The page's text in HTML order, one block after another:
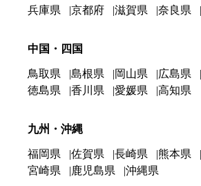
兵庫県
京都府 滋賀県 奈良県
中国・四国
鳥取県 島根県 岡山県 広島県
徳島県
香川県 愛媛県 高知県
九州・沖縄
福岡県 佐賀県 長崎県 熊本県
宮崎県
鹿児島県 沖縄県